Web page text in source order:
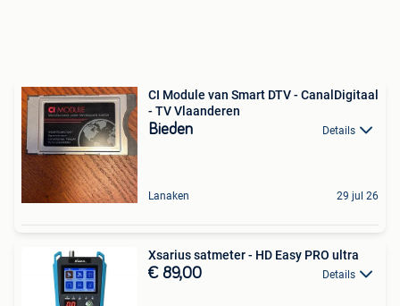
CI Module van Smart DTV - CanalDigitaal
- TV Vlaanderen
Bieden Details
Lanaken 29 jul 26
Xsarius satmeter - HD Easy PRO ultra
€ 89,00 Details